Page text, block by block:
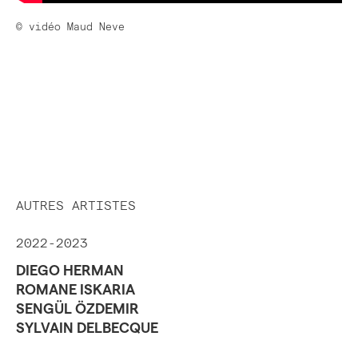
© vidéo Maud Neve
AUTRES ARTISTES
2022-2023
DIEGO HERMAN
ROMANE ISKARIA
SENGÜL ÖZDEMIR
SYLVAIN DELBECQUE